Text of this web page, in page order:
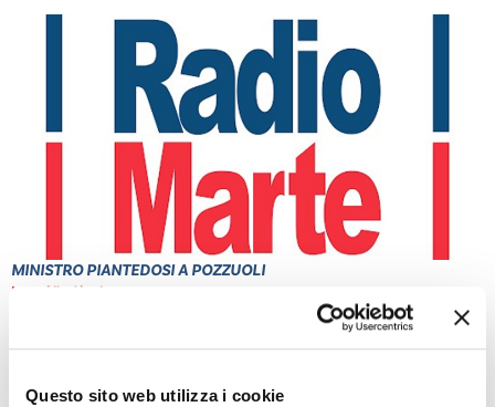
Questo sito web utilizza i cookie
MINISTRO PIANTEDOSI A POZZUOLI
Leggi l'articolo